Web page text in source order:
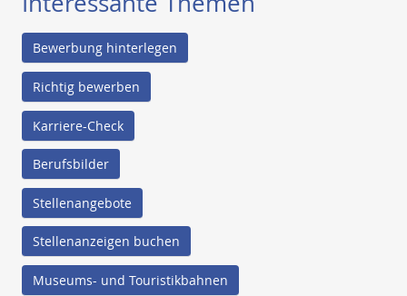
Bewerbung hinterlegen
Richtig bewerben
Karriere-Check
Berufsbilder
Stellenangebote
Stellenanzeigen buchen
Museums- und Touristikbahnen